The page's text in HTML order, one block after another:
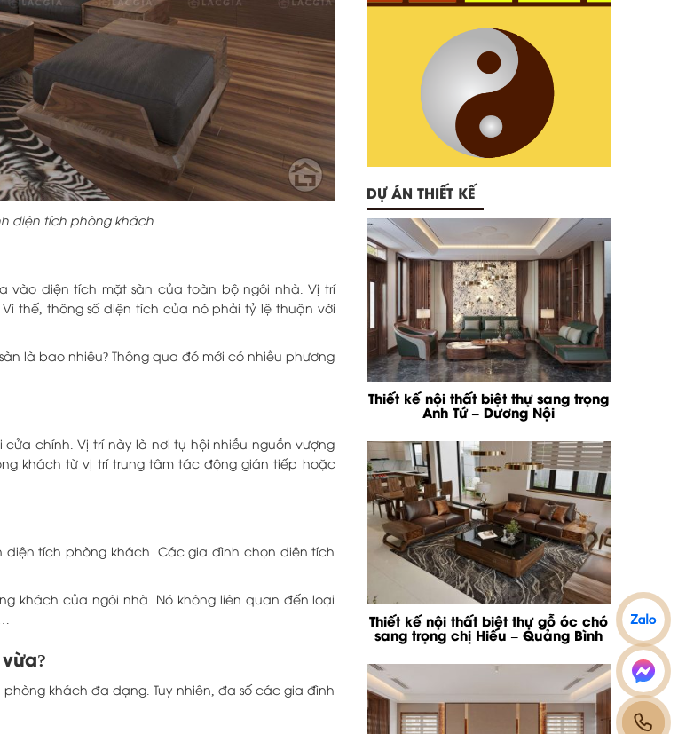
diện tích phòng khách
vào diện tích mặt sàn của toàn bộ ngôi nhà. Vị trí
thế, thông số diện tích của nó phải tỷ lệ thuận với
là bao nhiêu? Thông qua đó mới có nhiều phương
chính. Vị trí này là nơi tụ hội nhiều nguồn vượng
khách từ vị trí trung tâm tác động gián tiếp hoặc
tích phòng khách. Các gia đình chọn diện tích
khách của ngôi nhà. Nó không liên quan đến loại
khách đa dạng. Tuy nhiên, đa số các gia đình
DỰ ÁN THIẾT KẾ
Thiết kế nội thất biệt thự sang trọng
Anh Tứ – Dương Nội
Thiết kế nội thất biệt thự gỗ óc chó
sang trọng chị Hiếu – Quảng Bình